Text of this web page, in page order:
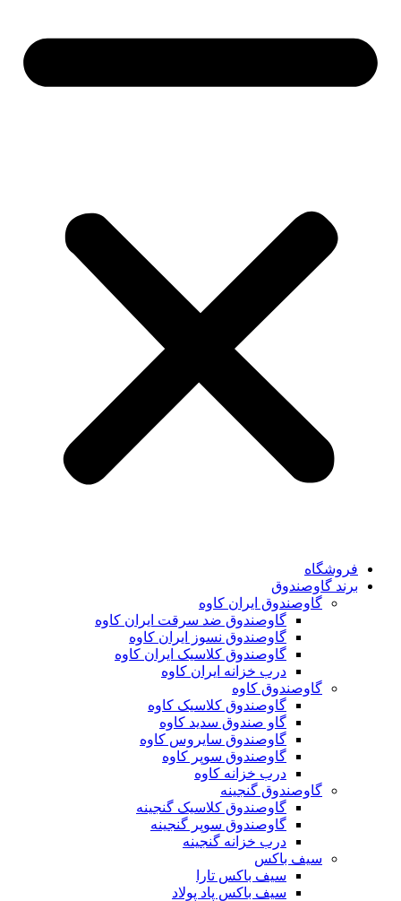
فروشگاه
برند گاوصندوق
گاوصندوق ایران کاوه
گاوصندوق ضد سرقت ایران کاوه
گاوصندوق نسوز ایران کاوه
گاوصندوق کلاسیک ایران کاوه
درب خزانه ایران کاوه
گاوصندوق کاوه
گاوصندوق کلاسیک کاوه
گاو صندوق سدید کاوه
گاوصندوق سایروس کاوه
گاوصندوق سوپر کاوه
درب خزانه کاوه
گاوصندوق گنجینه
گاوصندوق کلاسیک گنجینه
گاوصندوق سوپر گنجینه
درب خزانه گنجینه
سیف باکس
سیف باکس تارا
سیف باکس پاد پولاد